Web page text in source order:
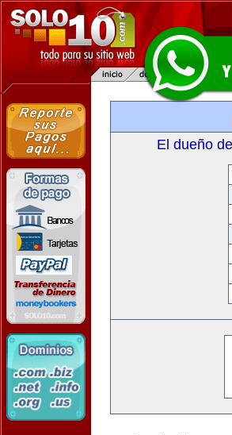
El dueño